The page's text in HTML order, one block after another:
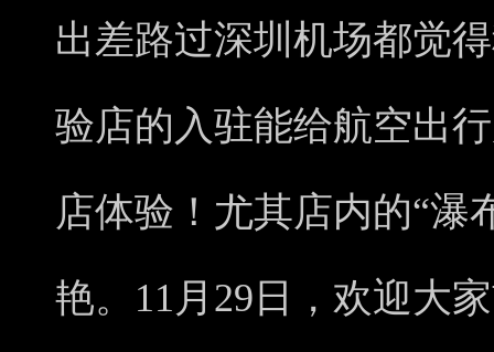
出差路过深圳机场都觉
验店的入驻能给航空出
店体验！尤其店内的“瀑
艳。11月29日，欢迎大